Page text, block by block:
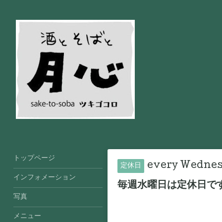
定休日 every
毎週水曜日は定休日で
トップページ
インフォメーション
写真
メニュー